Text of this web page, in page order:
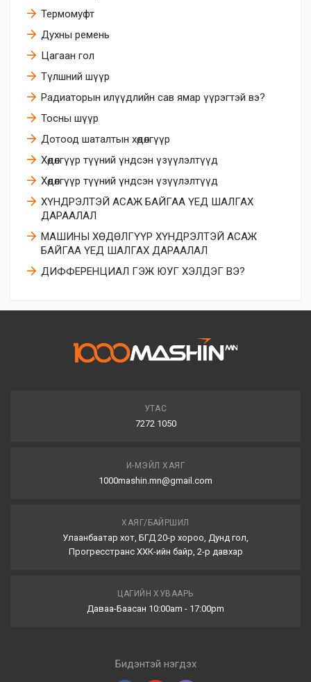
Термомуфт
Духны ремень
Цагаан гол
Түлшний шүүр
Радиаторын илүүдлийн сав ямар үүрэгтэй вэ?
Тосны шүүр
Дотоод шаталтын хөдөлгүүр
Хөдөлгүүр түүний үндсэн үзүүлэлтүүд
Хөдөлгүүр түүний үндсэн үзүүлэлтүүд
ХҮНДРЭЛТЭЙ АСАЖ БАЙГАА ҮЕД ШАЛГАХ
ДАРААЛАЛ
МАШИНЫ ХӨДӨЛГҮҮР ХҮНДРЭЛТЭЙ АСАЖ
БАЙГАА ҮЕД ШАЛГАХ ДАРААЛАЛ
ДИФФЕРЕНЦИАЛ ГЭЖ ЮУГ ХЭЛДЭГ ВЭ?
УТАС
7272 1050
И-МЭЙЛ ХАЯГ
1000mashin.mn@gmail.com
ХАЯГ/БАЙРШИЛ
Улаанбаатар хот, БГД 20-р хороо, Дунд гол,
Прогресстранс ХХК-ийн байр, 2-р давхар
ЦАГИЙН ХУВААРЬ
Даваа-Баасан 10:00am - 17:00pm
Бидэнтэй нэгдэх